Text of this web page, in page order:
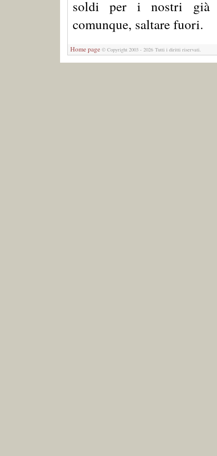
soldi per i nostri già
comunque, saltare fuori.
Home page © Copyright 2003 - 2026 Tutti i diritti riservati.